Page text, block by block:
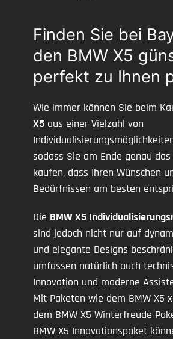
Finden Sie bei
den BMW X5
perfekt zu Ihnen
Wie immer können Sie beim
X5 aus einer Vielzahl von
sodass Sie am Ende genau
kaufen, dass Ihren Wünschen
Bedürfnissen am besten
Die BMW X5
sind jedoch nicht nur auf
und elegante Designs
umfassen natürlich auch
Innovation und moderne
Mit Paketen wie dem BMW X5
dem BMW X5 Winterfreude
BMW X5 Innovationspaket